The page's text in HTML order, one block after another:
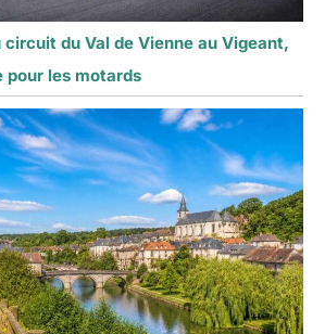
circuit du Val de Vienne au Vigeant,
pour les motards